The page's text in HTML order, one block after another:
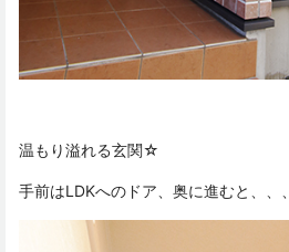
温もり溢れる玄関☆
手前はLDKへのドア、奥に進むと、、、